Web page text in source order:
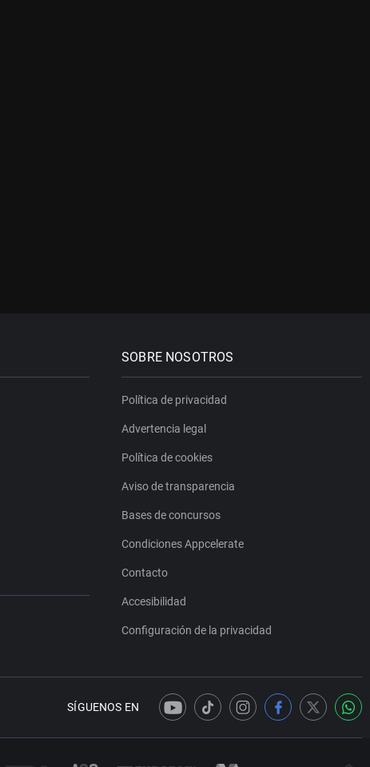
SOBRE NOSOTROS
Política de privacidad
Advertencia legal
Política de cookies
Aviso de transparencia
Bases de concursos
Condiciones Appcelerate
Contacto
Accesibilidad
Configuración de la privacidad
SÍGUENOS EN